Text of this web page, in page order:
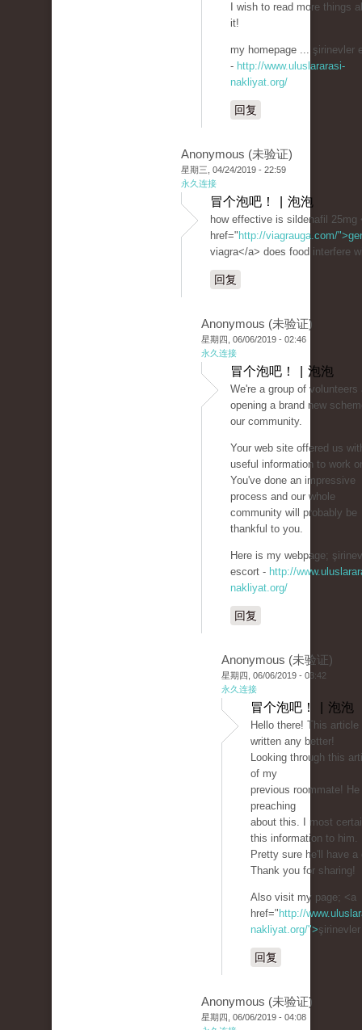
I wish to read more things
it!
my homepage ... şirinevler
- http://www.uluslararasi-
nakliyat.org/
回复
Anonymous (未验证)
星期三, 04/24/2019 - 22:59
永久连接
冒个泡吧！ | 泡泡
how effective is sildenafil 25mg
href=" http://viagrauga.com/
viagra</a> does food interfere
回复
Anonymous (未验证)
星期四, 06/06/2019 - 02:46
永久连接
冒个泡吧！ | 泡泡
We're a group of volunteers
opening a brand new
our community.
Your web site offered us
useful information to work
You've done an impressive
process and our whole
community will probably be
thankful to you.
Here is my webpage;
escort - http://
nakliyat.org/
回复
Anonymous (未验证)
星期四, 06/06/2019 - 03:42
永久连接
冒个泡吧！ | 泡泡
Hello there! This
written any better!
Looking through this
of my
previous roommate!
preaching
about this. I most
this information to him.
Pretty sure he'll have a
Thank you for sharing!
Also visit my page; <a
href=" http://
nakliyat.org/">
回复
Anonymous (未验证)
星期四, 06/06/2019 - 04:08